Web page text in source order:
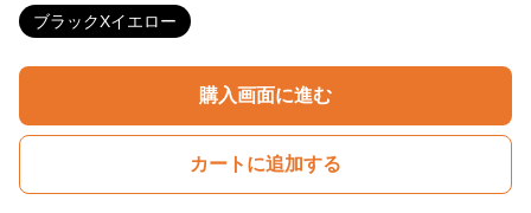
ブラックXイエロー
購入画面に進む
カートに追加する